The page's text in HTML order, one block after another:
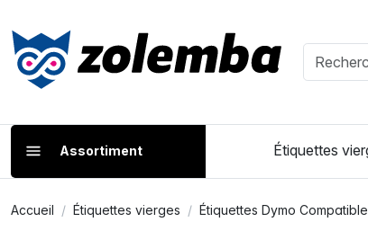
Assortiment Étiquettes
Accueil Étiquettes vierges Étiquettes Dymo